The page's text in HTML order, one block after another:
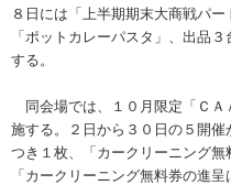
８日には「上半期期末大商戦パ
「ポットカレーパスタ」、出品
する。
同会場では、１０月限定「ＣＡ
施する。２日から３０日の５開
つき１枚、「カークリーニング
「カークリーニング無料券の進